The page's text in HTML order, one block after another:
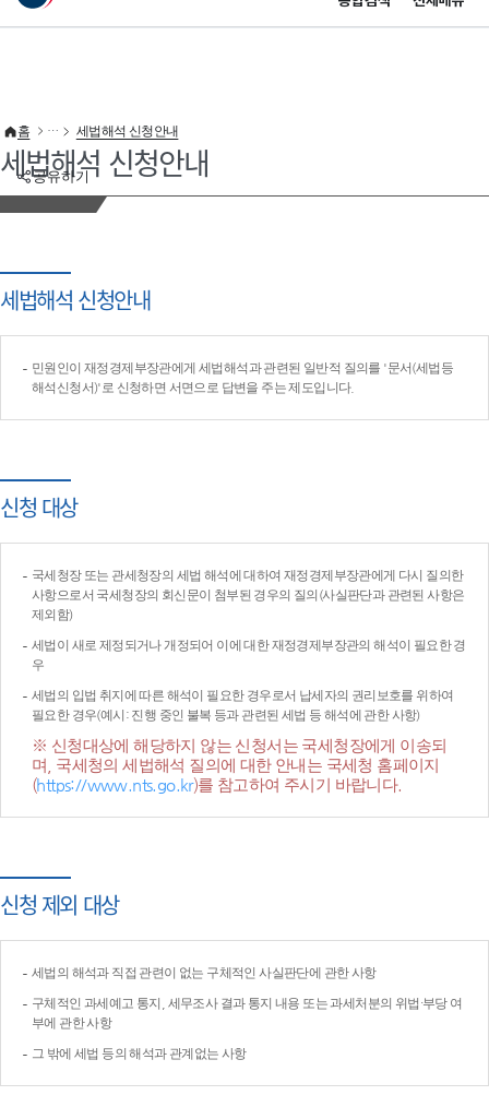
이 누리집은 대한민국 공식 전자정부 누리집입니다.
공유하기
홈 세법해석 신청안내
세법해석 신청안내
세법해석 신청안내
민원인이 재정경제부장관에게 세법해석과 관련된 일반적 질의를 '문서(세법등
해석신청서)'로 신청하면 서면으로 답변을 주는 제도입니다.
신청 대상
국세청장 또는 관세청장의 세법 해석에 대하여 재정경제부장관에게 다시 질의한
사항으로서 국세청장의 회신문이 첨부된 경우의 질의(사실판단과 관련된 사항은
제외함)
세법이 새로 제정되거나 개정되어 이에 대한 재정경제부장관의 해석이 필요한 경
우
세법의 입법 취지에 따른 해석이 필요한 경우로서 납세자의 권리보호를 위하여
필요한 경우(예시: 진행 중인 불복 등과 관련된 세법 등 해석에 관한 사항)
※ 신청대상에 해당하지 않는 신청서는 국세청장에게 이송되
며, 국세청의 세법해석 질의에 대한 안내는 국세청 홈페이지
(https://www.nts.go.kr)를 참고하여 주시기 바랍니다.
신청 제외 대상
세법의 해석과 직접 관련이 없는 구체적인 사실판단에 관한 사항
구체적인 과세예고 통지, 세무조사 결과 통지 내용 또는 과세처분의 위법·부당 여
부에 관한 사항
그 밖에 세법 등의 해석과 관계없는 사항